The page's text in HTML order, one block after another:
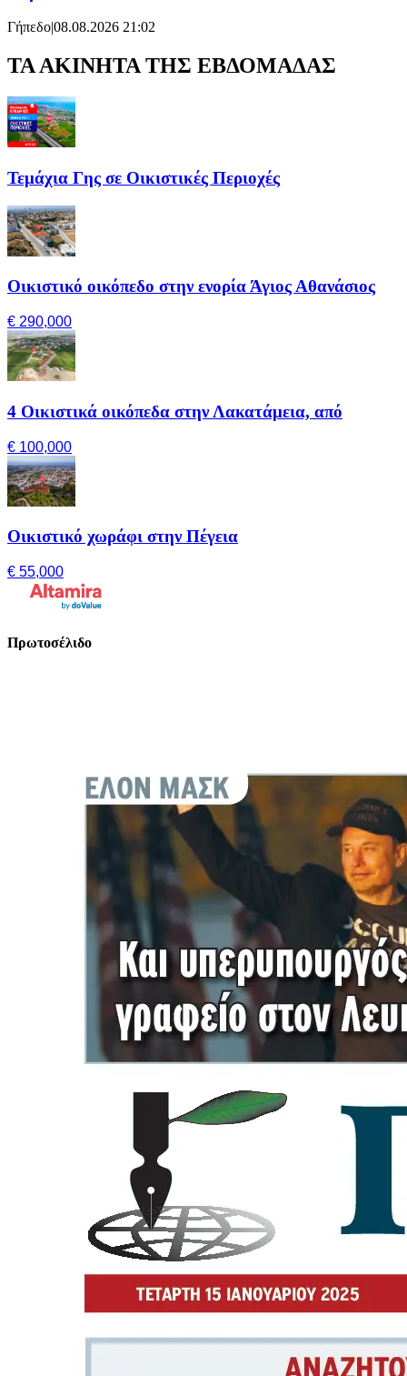
Γήπεδο|08.08.2026 21:02
ΤΑ ΑΚΙΝΗΤΑ ΤΗΣ ΕΒΔΟΜΑΔΑΣ
Τεμάχια Γης σε Οικιστικές Περιοχές
Οικιστικό οικόπεδο στην ενορία Άγιος Αθανάσιος
€ 290,000
4 Οικιστικά οικόπεδα στην Λακατάμεια, από
€ 100,000
Οικιστικό χωράφι στην Πέγεια
€ 55,000
Πρωτοσέλιδο